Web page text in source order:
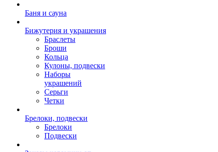
Баня и сауна
Бижутерия и украшения
Браслеты
Броши
Кольца
Кулоны, подвески
Наборы
украшений
Серьги
Четки
Брелоки, подвески
Брелоки
Подвески